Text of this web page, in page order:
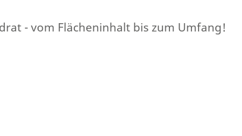
- vom Flächeninhalt bis zum Umfang!